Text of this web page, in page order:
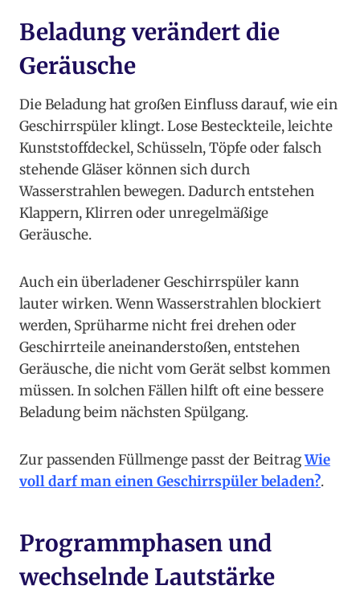
Beladung verändert die
Geräusche
Die Beladung hat großen Einfluss darauf, wie ein
Geschirrspüler klingt. Lose Besteckteile, leichte
Kunststoffdeckel, Schüsseln, Töpfe oder falsch
stehende Gläser können sich durch
Wasserstrahlen bewegen. Dadurch entstehen
Klappern, Klirren oder unregelmäßige
Geräusche.
Auch ein überladener Geschirrspüler kann
lauter wirken. Wenn Wasserstrahlen blockiert
werden, Sprüharme nicht frei drehen oder
Geschirrteile aneinanderstoßen, entstehen
Geräusche, die nicht vom Gerät selbst kommen
müssen. In solchen Fällen hilft oft eine bessere
Beladung beim nächsten Spülgang.
Zur passenden Füllmenge passt der BeitragWie
voll darf man einen Geschirrspüler beladen?.
Programmphasen und
wechselnde Lautstärke